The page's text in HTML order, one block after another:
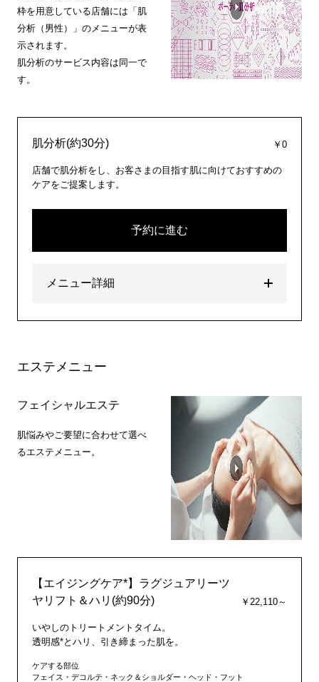
枠を用意している店舗には「肌
分析（男性）」のメニューが表
示されます。
肌分析のサービス内容は同一で
す。
肌分析(約30分) ￥0
店舗で肌分析をし、お客さまの目指す肌に向けておすすめの
ケアをご提案します。
予約に進む
メニュー詳細
エステメニュー
フェイシャルエステ
肌悩みやご要望に合わせて選べ
るエステメニュー。
【エイジングケア*】ラグジュアリーツ
ヤリフト＆ハリ(約90分)
￥22,110～
いやしのトリートメントタイム。
透明感*とハリ、引き締まった肌を。
ケアする部位
フェイス・デコルテ・ネック＆ショルダー・ヘッド・フット